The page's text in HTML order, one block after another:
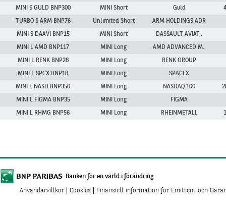
MINI S GULD BNP300 MINI Short Guld
TURBO S ARM BNP76 Unlimited Short ARM HOLDINGS ADR
MINI S DAAVI BNP15 MINI Short DASSAULT AVIAT..
MINI L AMD BNP117 MINI Long AMD ADVANCED M..
MINI L RENK BNP28 MINI Long RENK GROUP
MINI L SPCX BNP18 MINI Long SPACEX
MINI L NASD BNP350 MINI Long NASDAQ 100
MINI L FIGMA BNP35 MINI Long FIGMA
MINI L RHMG BNP56 MINI Long RHEINMETALL
Banken för en värld i förändring
Användarvillkor Cookies Finansiell information för Emittent och